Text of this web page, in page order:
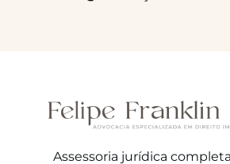
Assessoria jurídica